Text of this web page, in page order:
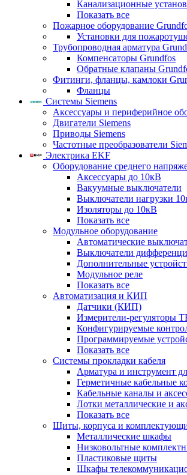
Канализационные
Показать все
Пожарное оборудование
Установки для
Трубопроводная арматура
Компенсаторы Grundfos
Обратные клапаны
Фитинги, фланцы, камлоки
Фланцы
Системы Siemens
Аксессуары и периферийное
Двигатели Siemens
Приводы Siemens
Частотные преобразователи
Электрика EKF
Оборудование среднего
Аксессуары до 10кВ
Вакуумные выключатели
Выключатели нагрузки
Изоляторы до 10кВ
Показать все
Модульное оборудование
Автоматические
Выключатели
Дополнительные
Модульное реле
Показать все
Автоматизация и КИП
Датчики (КИП)
Измерители-регуляторы
Конфигурируемые
Программируемые
Показать все
Системы прокладки кабеля
Арматура и инструмент
Герметичные кабельные
Кабельные каналы и
Лотки металлические и
Показать все
Щиты, корпуса и
Металлические шкафы
Низковольтные
Пластиковые щиты
Шкафы